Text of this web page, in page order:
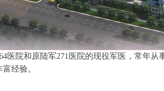
医院和原陆军271医院的现役军医，常年
经验。